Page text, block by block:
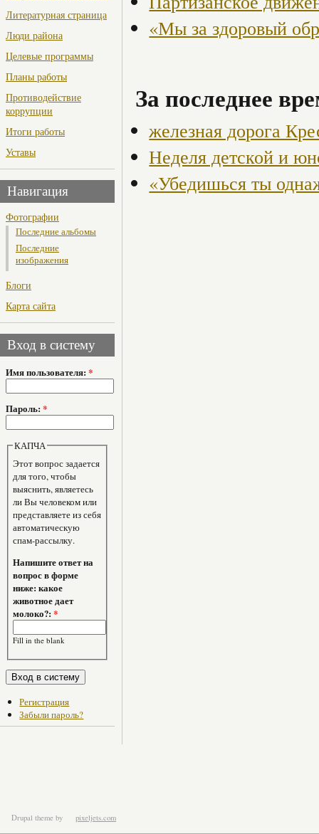
Литературная страница
Люди района
Целевые программы
Планы работы
Противодействие
коррупции
Итоги работы
Уставы
Навигация
Фотографии
Последние альбомы
Последние
изображения
Блоги
Карта сайта
Вход в систему
Имя пользователя: *
Пароль: *
КАПЧА
Этот вопрос задается
для того, чтобы
выяснить, являетесь
ли Вы человеком или
представляете из себя
автоматическую
спам-рассылку.
Напишите ответ на
вопрос в форме
ниже: какое
животное дает
молоко?:*
Fill in the blank
Регистрация
Забыли пароль?
«Мы за здоровый
За последнее
железная дорога
Неделя детской и
«Убедишься ты
Drupal theme by pixeljets.com